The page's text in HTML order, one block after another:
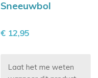
Sneeuwbol
€ 12,95
Laat het me weten